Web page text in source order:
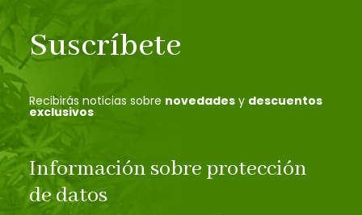
Suscríbete
Recibirás noticias sobre novedades y descuentos
exclusivos
Información sobre protección
de datos